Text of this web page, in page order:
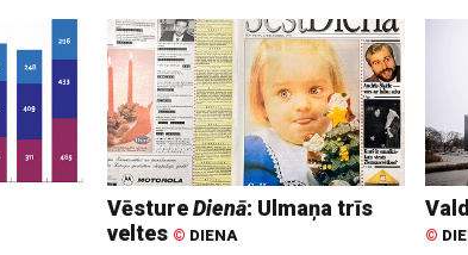
VēstureDienā: Ulmaņa trīs
veltes © DIENA ©